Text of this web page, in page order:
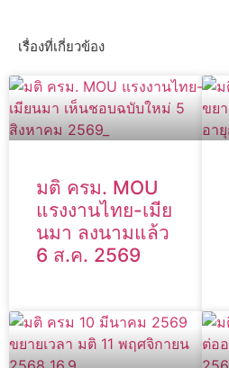
เรื่องที่เกี่ยวข้อง
มติ ครม. MOU
แรงงานไทย-เมีย
นมา ลงนามแล้ว
6 ส.ค. 2569